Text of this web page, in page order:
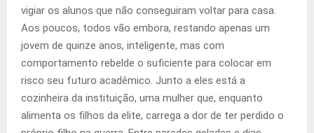
vigiar os alunos que não conseguiram voltar para casa.
Aos poucos, todos vão embora, restando apenas um
jovem de quinze anos, inteligente, mas com
comportamento rebelde o suficiente para colocar em
risco seu futuro acadêmico. Junto a eles está a
cozinheira da instituição, uma mulher que, enquanto
alimenta os filhos da elite, carrega a dor de ter perdido o